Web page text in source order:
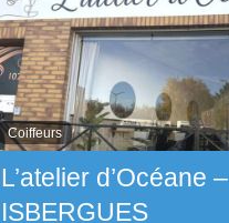
Coiffeurs
L’atelier d’Océane –
ISBERGUES